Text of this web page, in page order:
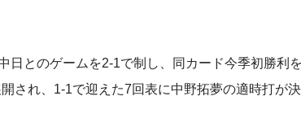
とのゲームを2-1で制し、同カード今季初勝利
され、1-1で迎えた7回表に中野拓夢の適時打が